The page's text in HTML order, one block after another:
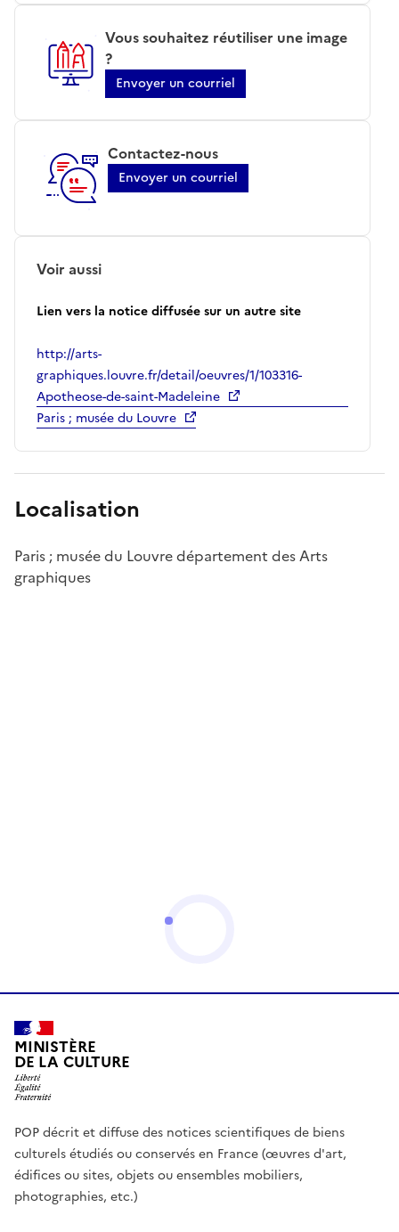
Vous souhaitez réutiliser une image
?
Envoyer un courriel
Contactez-nous
Envoyer un courriel
Voir aussi
Lien vers la notice diffusée sur un autre site
http://arts-
graphiques.louvre.fr/detail/oeuvres/1/103316-
Apotheose-de-saint-Madeleine
Paris ; musée du Louvre
Localisation
Paris ; musée du Louvre département des Arts
graphiques
MINISTÈRE
DE LA CULTURE
POP décrit et diffuse des notices scientifiques de biens
culturels étudiés ou conservés en France (œuvres d'art,
édifices ou sites, objets ou ensembles mobiliers,
photographies, etc.)